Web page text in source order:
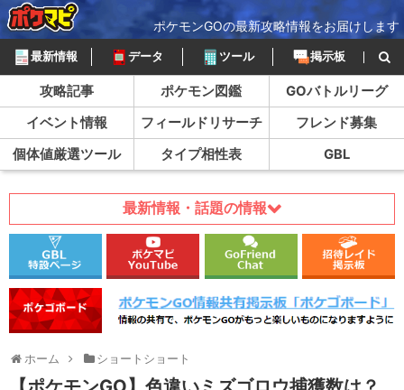
ポケモンGOの最新攻略情報をお届けします
最新情報 データ ツール 掲示板
攻略記事 ポケモン図鑑
GOバトルリーグ
イベント情報
フィールドリサーチ
フレンド募集
個体値厳選ツール
タイプ相性表 GBL
最新情報・話題の情報
ホーム ショートショート